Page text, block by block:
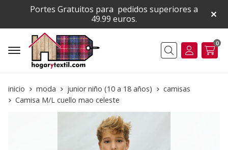
Portes Gratuitos para pedidos superiores a
49.99 euros.
Buscar
0
inicio moda junior niño (10 a 18 años)
camisas
Camisa M/L cuello mao celeste